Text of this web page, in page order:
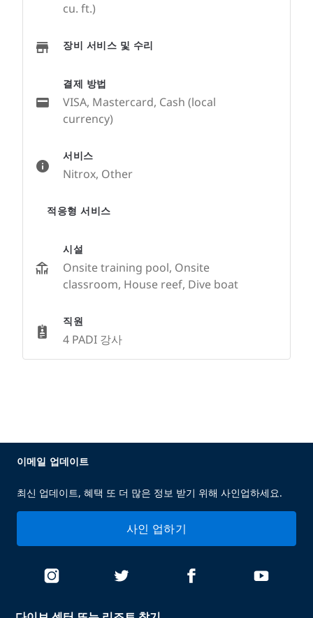
서비스
Nitrox, Other
적응형 서비스
시설
Onsite training pool, Onsite
classroom, House reef, Dive boat
직원
4 PADI 강사
cu. ft.)
장비 서비스 및 수리
결제 방법
VISA, Mastercard, Cash (local
currency)
이메일 업데이트
최신 업데이트, 혜택 또 더 많은 정보 받기 위해 사인업하세요.
사인 업하기